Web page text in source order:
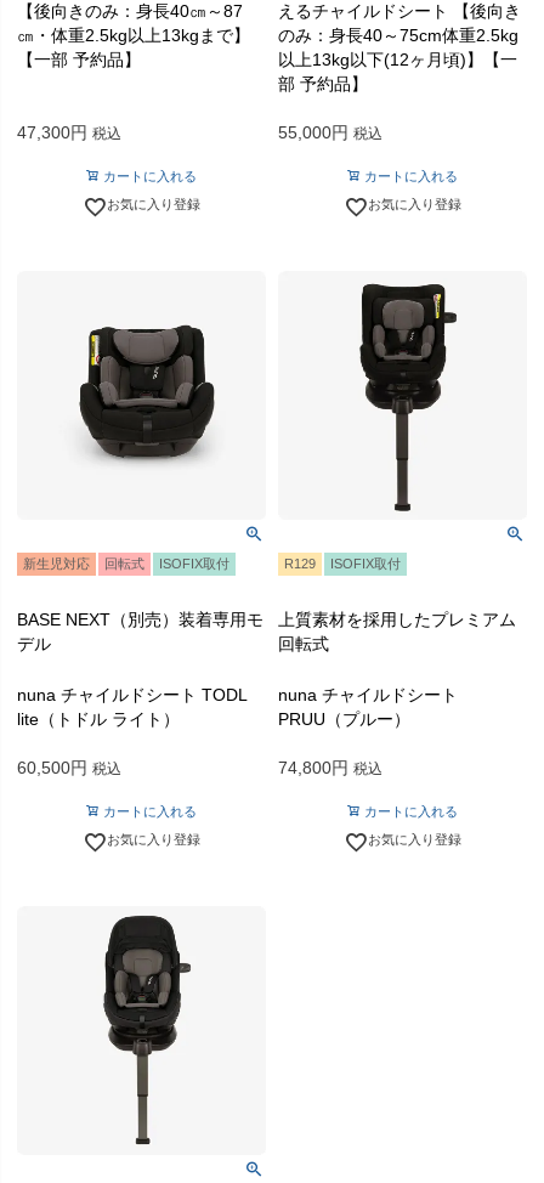
【後向きのみ：身長40㎝～87
㎝・体重2.5kg以上13kgまで】
【一部 予約品】
47,300 税込
カートに入れる
お気に入り登録
えるチャイルドシート 【後向き
のみ：身長40～75cm体重2.5kg
以上13kg以下(12ヶ月頃)】【一
部 予約品】
55,000 税込
カートに入れる
お気に入り登録
新生児対応 回転式 ISOFIX取付
BASE NEXT（別売）装着専用モ
デル
nuna チャイルドシート TODL
lite（トドル ライト）
60,500 税込
カートに入れる
お気に入り登録
R129 ISOFIX取付
上質素材を採用したプレミアム
回転式
nuna チャイルドシート
PRUU（プルー）
74,800 税込
カートに入れる
お気に入り登録